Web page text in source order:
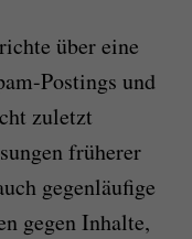
über eine
Postings und
zuletzt
früherer
gegenläufige
gegen Inhalte,